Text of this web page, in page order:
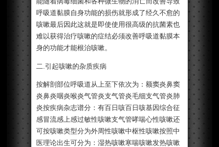
呼吸道黏膜自身功能的损伤就形成了经久不愈的
咳嗽最后因此这就是即使使用很高级的抗菌素也
难以获得治疗咳嗽的症结必须改善呼吸道黏膜本
身的功能才能根治咳嗽。
二.引起咳嗽的杂质疾病
按解剖部位呼吸道从上至下依次为：额窦炎鼻窦
炎鼻炎咽炎喉炎气管炎支气管炎毛细支气管炎肺
炎按疾病杂志谱分：有百日咳百日咳基因综合征
感冒流感上感过敏性咳嗽支气管哮喘心性咳嗽还
可按咳嗽类型分为外周性咳嗽中枢性咳嗽按照中
医理论出生可分为：湿热咳嗽寒喘咳嗽发热咳嗽